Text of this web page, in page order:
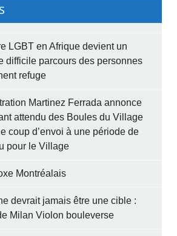
LGBT en Afrique devient un
difficile parcours des personnes
refuge
Martinez Ferrada annonce
attendu des Boules du Village
coup d’envoi à une période de
pour le Village
Montréalais
devrait jamais être une cible :
Milan Violon bouleverse